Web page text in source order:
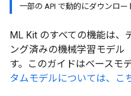
一部の API で動的にダウンロ
ML Kit のすべての機能は、
ング済みの機械学習モデル
す。このガイドはベースモ
タムモデルについては、こ